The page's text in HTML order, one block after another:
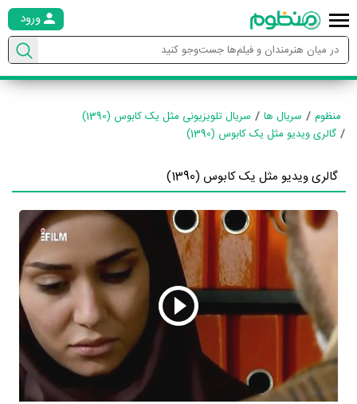
ورود
منظوم سریال ها
سریال تلویزیونی مثل یک کابوس (1390)
گالری ویدیو مثل یک کابوس (1390)
گالری ویدیو مثل یک کابوس (1390)